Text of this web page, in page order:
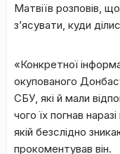
Матвіїв розповів,
з’ясувати, куди
«Конкретної
окупованого
СБУ, які й мали
чого їх погнав
якій безслідно
прокоментував він.